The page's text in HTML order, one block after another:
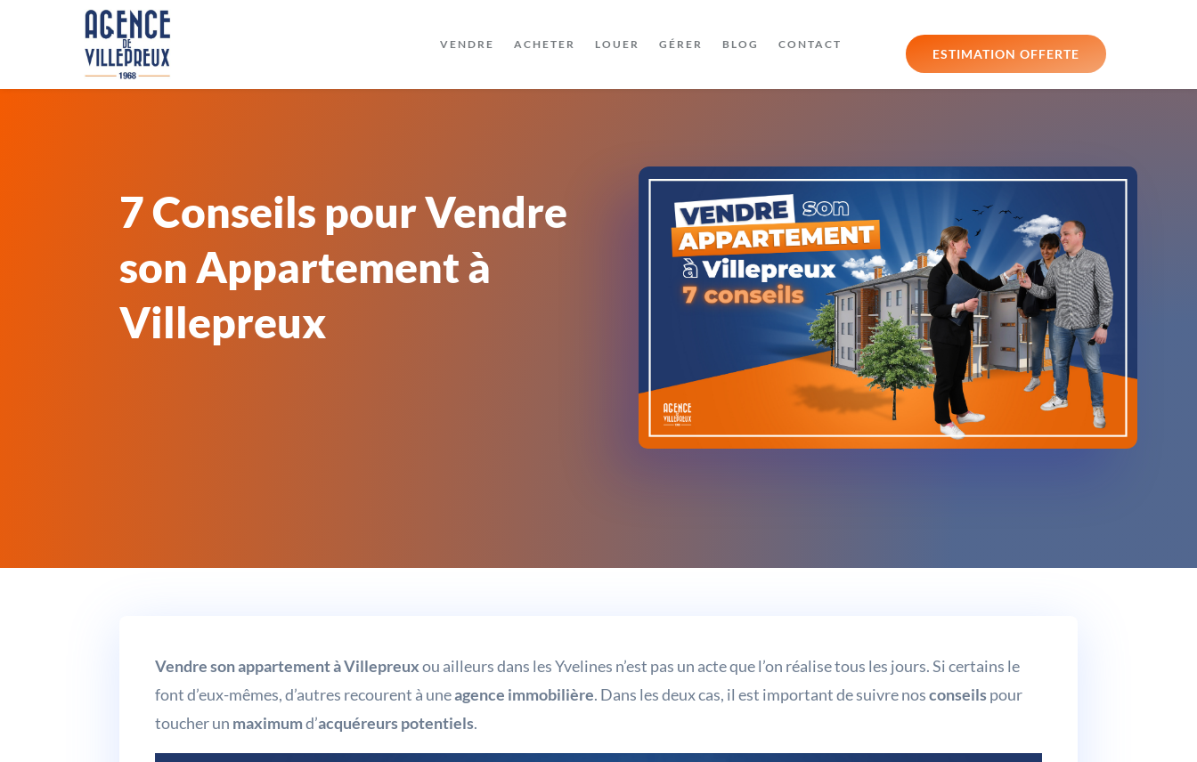
VENDRE ACHETER LOUER GÉRER BLOG CONTACT
ESTIMATION OFFERTE
7 Conseils pour Vendre
son Appartement à
Villepreux
Vendre son appartement à Villepreuxou ailleurs dans les Yvelines n’est pas un acte que l’on réalise tous les jours. Si certains le
font d’eux-mêmes, d’autres recourent à uneagence immobilière. Dans les deux cas, il est important de suivre nosconseilspour
toucher un maximumd’acquéreurs potentiels.